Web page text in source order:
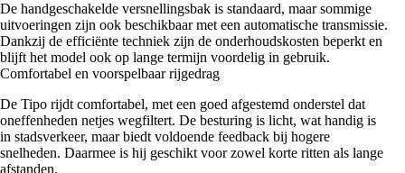
De handgeschakelde versnellingsbak is standaard, maar sommige
uitvoeringen zijn ook beschikbaar met een automatische transmissie.
Dankzij de efficiënte techniek zijn de onderhoudskosten beperkt en
blijft het model ook op lange termijn voordelig in gebruik.
Comfortabel en voorspelbaar rijgedrag
De Tipo rijdt comfortabel, met een goed afgestemd onderstel dat
oneffenheden netjes wegfiltert. De besturing is licht, wat handig is
in stadsverkeer, maar biedt voldoende feedback bij hogere
snelheden. Daarmee is hij geschikt voor zowel korte ritten als lange
afstanden.